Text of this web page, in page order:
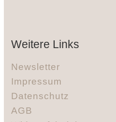
Weitere Links
Newsletter
Impressum
Datenschutz
AGB